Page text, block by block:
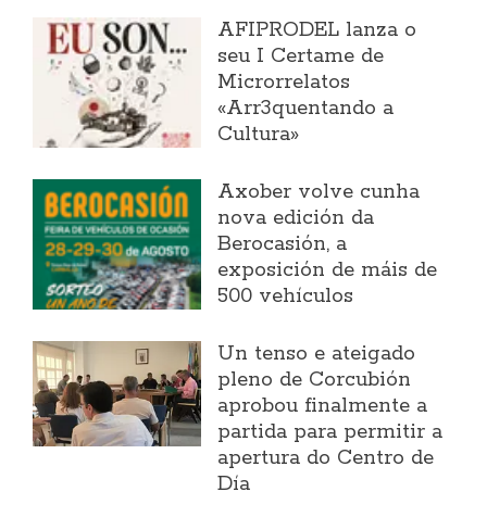
AFIPRODEL lanza o
seu I Certame de
Microrrelatos
«Arr3quentando a
Cultura»
Axober volve cunha
nova edición da
Berocasión, a
exposición de máis de
500 vehículos
Un tenso e ateigado
pleno de Corcubión
aprobou finalmente a
partida para permitir a
apertura do Centro de
Día